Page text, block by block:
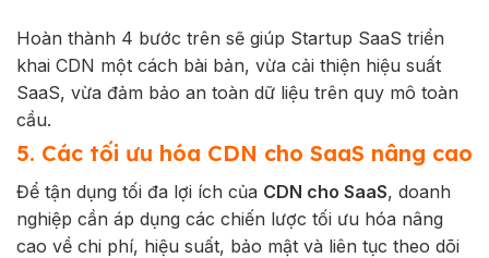
Hoàn thành 4 bước trên sẽ giúp Startup SaaS triển
khai CDN một cách bài bản, vừa cải thiện hiệu suất
SaaS, vừa đảm bảo an toàn dữ liệu trên quy mô toàn
cầu.
5. Các tối ưu hóa CDN cho SaaS nâng cao
Để tận dụng tối đa lợi ích của CDN cho SaaS, doanh
nghiệp cần áp dụng các chiến lược tối ưu hóa nâng
cao về chi phí, hiệu suất, bảo mật và liên tục theo dõi